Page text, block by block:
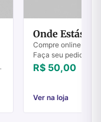
Onde Estás?
Compre online
Faça seu pedido e
R$ 50,00
Ver na loja